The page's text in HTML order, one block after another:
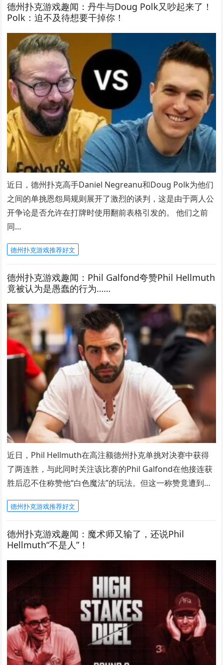
德州扑克游戏趣闻：丹牛与Doug Polk又吵起来了！
Polk：迫不及待想要干掉你！
近日，德州扑克高手Daniel Negreanu和Doug Polk为他们
之间的单挑恩怨局规则展开了激烈的谈判，这是由于两人公
开争论是否允许在打牌时使用翻前表格引发的。 他们之前
同…
德州扑克游戏推荐好文
德州扑克游戏趣闻：Phil Galfond夸赞Phil Hellmuth
竟被认为是愚蠢的行为……
近日，Phil Hellmuth在高注额德州扑克单挑对决赛中获得
了两连胜，与此同时关注该比赛的Phil Galfond在他接连获
胜后忍不住称赞他“白色魔法”的玩法。但这一称赞竟遭到…
德州扑克游戏推荐好文
德州扑克游戏趣闻：魔术师又输了，还说Phil
Hellmuth“不是人”！